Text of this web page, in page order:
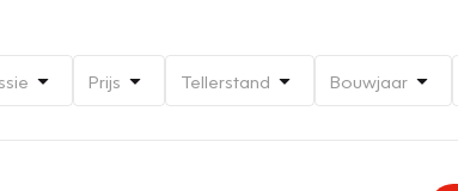
Prijs Tellerstand Bouwjaar